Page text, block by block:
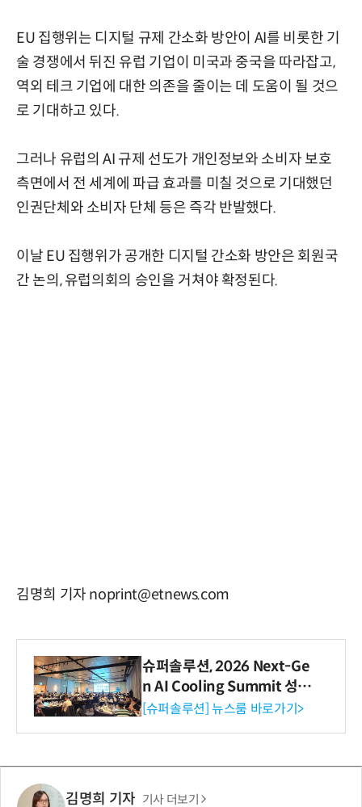
EU 집행위는 디지털 규제 간소화 방안이 AI를 비롯한 기
술 경쟁에서 뒤진 유럽 기업이 미국과 중국을 따라잡고,
역외 테크 기업에 대한 의존을 줄이는 데 도움이 될 것으
로 기대하고 있다.
그러나 유럽의 AI 규제 선도가 개인정보와 소비자 보호
측면에서 전 세계에 파급 효과를 미칠 것으로 기대했던
인권단체와 소비자 단체 등은 즉각 반발했다.
이날 EU 집행위가 공개한 디지털 간소화 방안은 회원국
간 논의, 유럽의회의 승인을 거쳐야 확정된다.
김명희 기자 noprint@etnews.com
슈퍼솔루션, 2026 Next-Ge
n AI Cooling Summit 성황
리 성료
[슈퍼솔루션] 뉴스룸 바로가기>
김명희 기자 기사 더보기